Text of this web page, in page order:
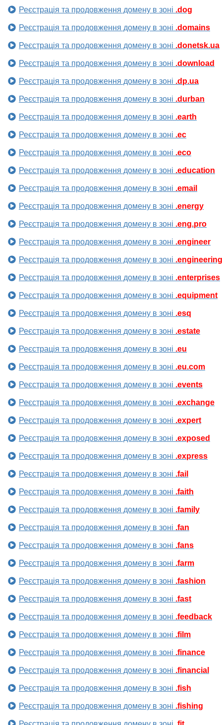
Реєстрація та продовження домену в зоні .dog
Реєстрація та продовження домену в зоні .domains
Реєстрація та продовження домену в зоні .donetsk.ua
Реєстрація та продовження домену в зоні .download
Реєстрація та продовження домену в зоні .dp.ua
Реєстрація та продовження домену в зоні .durban
Реєстрація та продовження домену в зоні .earth
Реєстрація та продовження домену в зоні .ec
Реєстрація та продовження домену в зоні .eco
Реєстрація та продовження домену в зоні .education
Реєстрація та продовження домену в зоні .email
Реєстрація та продовження домену в зоні .energy
Реєстрація та продовження домену в зоні .eng.pro
Реєстрація та продовження домену в зоні .engineer
Реєстрація та продовження домену в зоні .engineering
Реєстрація та продовження домену в зоні .enterprises
Реєстрація та продовження домену в зоні .equipment
Реєстрація та продовження домену в зоні .esq
Реєстрація та продовження домену в зоні .estate
Реєстрація та продовження домену в зоні .eu
Реєстрація та продовження домену в зоні .eu.com
Реєстрація та продовження домену в зоні .events
Реєстрація та продовження домену в зоні .exchange
Реєстрація та продовження домену в зоні .expert
Реєстрація та продовження домену в зоні .exposed
Реєстрація та продовження домену в зоні .express
Реєстрація та продовження домену в зоні .fail
Реєстрація та продовження домену в зоні .faith
Реєстрація та продовження домену в зоні .family
Реєстрація та продовження домену в зоні .fan
Реєстрація та продовження домену в зоні .fans
Реєстрація та продовження домену в зоні .farm
Реєстрація та продовження домену в зоні .fashion
Реєстрація та продовження домену в зоні .fast
Реєстрація та продовження домену в зоні .feedback
Реєстрація та продовження домену в зоні .film
Реєстрація та продовження домену в зоні .finance
Реєстрація та продовження домену в зоні .financial
Реєстрація та продовження домену в зоні .fish
Реєстрація та продовження домену в зоні .fishing